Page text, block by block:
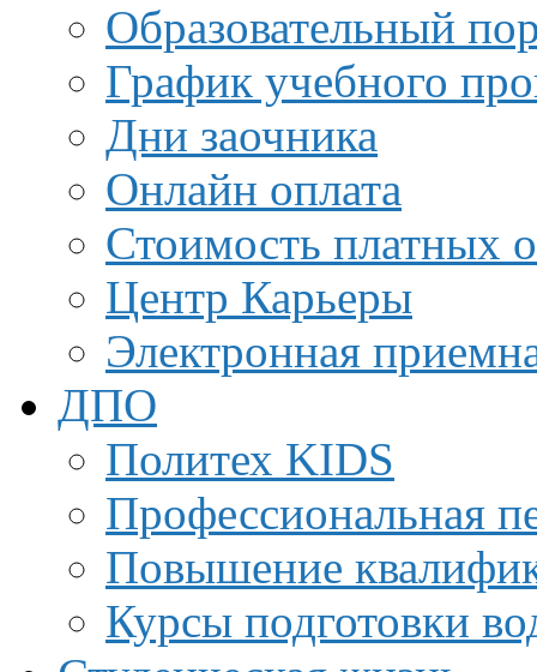
Образовательный
График учебного
Дни заочника
Онлайн оплата
Стоимость платных
Центр Карьеры
Электронная
ДПО
Политех KIDS
Профессиональная
Повышение
Курсы подготовки